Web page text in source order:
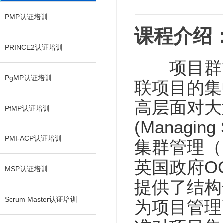
PMP认证培训
PRINCE2认证培训
PgMP认证培训
PfMP认证培训
PMI-ACP认证培训
MSP认证培训
Scrum Master认证培训
课程介绍
项目群
联项目的
高层面对
(Managing
集群管理
英国政府
提供了结
为项目管